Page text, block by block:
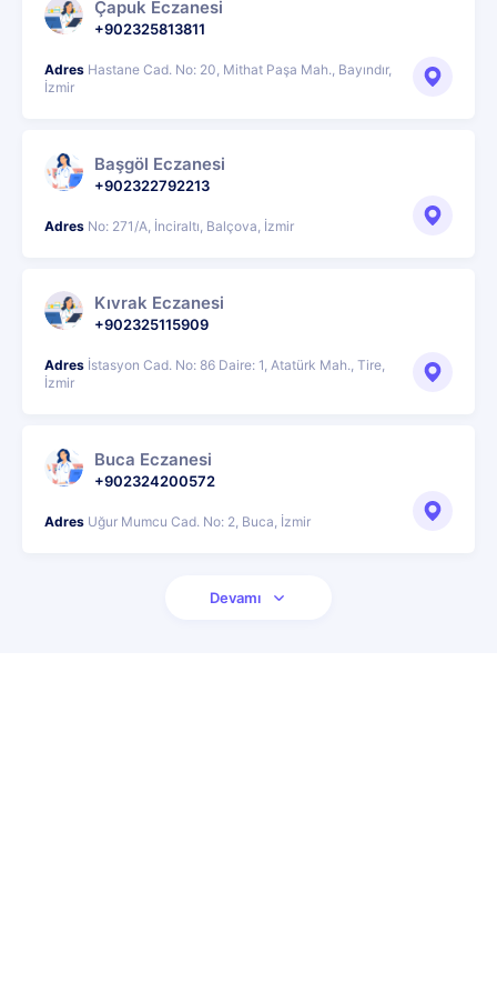
Çapuk Eczanesi
+902325813811
Adres Hastane Cad. No: 20, Mithat Paşa Mah., Bayındır,
İzmir
Başgöl Eczanesi
+902322792213
Adres No: 271/A, İnciraltı, Balçova, İzmir
Kıvrak Eczanesi
+902325115909
Adres İstasyon Cad. No: 86 Daire: 1, Atatürk Mah., Tire,
İzmir
Buca Eczanesi
+902324200572
Adres Uğur Mumcu Cad. No: 2, Buca, İzmir
Devamı